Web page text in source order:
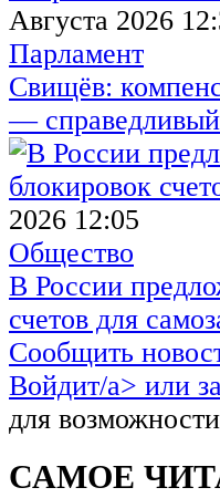
Августа 2026
Парламент
Свищёв:
—
2026 12:05
Общество
В России
счетов для
Сообщить
Войдит/a> или
для
САМОЕ